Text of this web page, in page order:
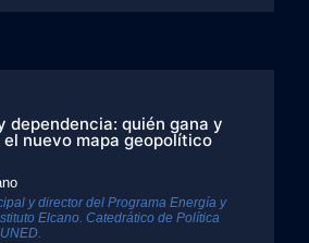
dependencia: quién gana y
nuevo mapa geopolítico
y director del Programa Energía y
Elcano. Catedrático de Política